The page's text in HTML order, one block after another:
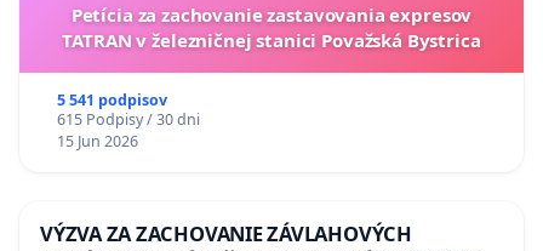
Petícia za zachovanie zastavovania expresov
TATRAN v železničnej stanici Považská Bystrica
5 541 podpisov
615 Podpisy / 30 dni
15 Jun 2026
VÝZVA ZA ZACHOVANIE ZÁVLAHOVÝCH